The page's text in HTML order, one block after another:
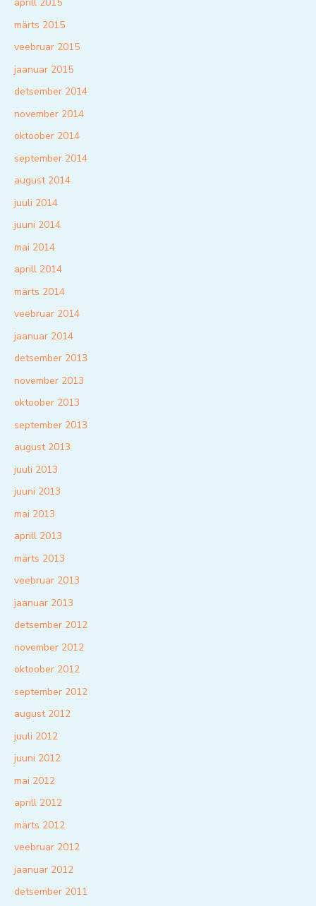
aprill 2015
märts 2015
veebruar 2015
jaanuar 2015
detsember 2014
november 2014
oktoober 2014
september 2014
august 2014
juuli 2014
juuni 2014
mai 2014
aprill 2014
märts 2014
veebruar 2014
jaanuar 2014
detsember 2013
november 2013
oktoober 2013
september 2013
august 2013
juuli 2013
juuni 2013
mai 2013
aprill 2013
märts 2013
veebruar 2013
jaanuar 2013
detsember 2012
november 2012
oktoober 2012
september 2012
august 2012
juuli 2012
juuni 2012
mai 2012
aprill 2012
märts 2012
veebruar 2012
jaanuar 2012
detsember 2011